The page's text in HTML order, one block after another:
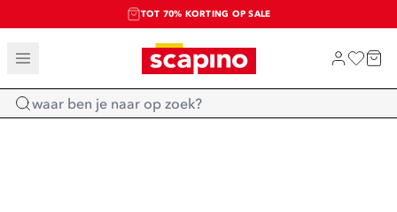
TOT 70% KORTING OP SALE
SALE: LAATSTE KANS!
SHOP NIEUW
Home